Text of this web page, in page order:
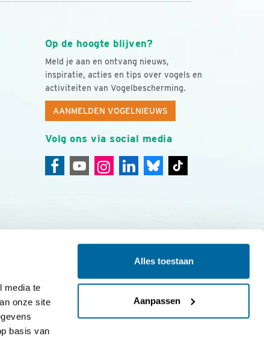
media te
onze site
basis van
Alles toestaan
Aanpassen
Op de hoogte blijven?
Meld je aan en ontvang nieuws,
inspiratie, acties en tips over vogels en
activiteiten van Vogelbescherming.
AANMELDEN VOGELNIEUWS
Volg ons via social media